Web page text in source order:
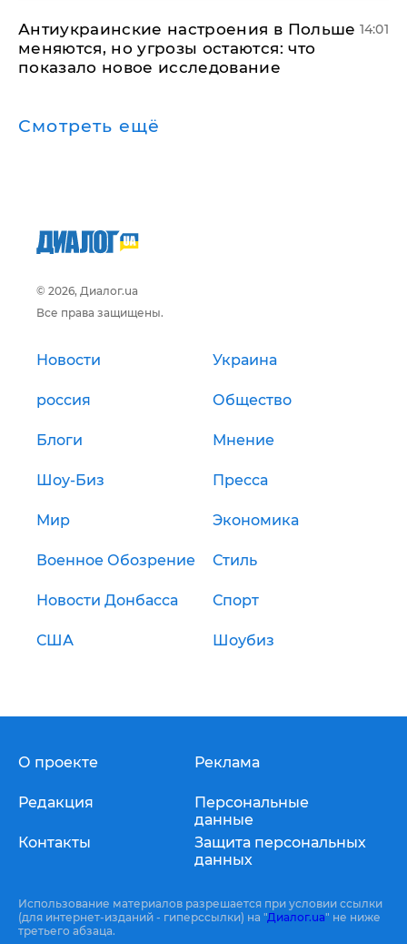
Антиукраинские настроения в Польше
меняются, но угрозы остаются: что
показало новое исследование
14:01
Смотреть ещё
© 2026, Диалог.ua
Все права защищены.
Новости Украина
россия Общество
Блоги Мнение
Шоу-Биз Пресса
Мир Экономика
Военное Обозрение Стиль
Новости Донбасса Спорт
США Шоубиз
О проекте
Редакция
Контакты
Реклама
Персональные
данные
Защита персональных
данных
Использование материалов разрешается при условии ссылки
(для интернет-изданий - гиперссылки) на "Диалог.ua" не ниже
третьего абзаца.